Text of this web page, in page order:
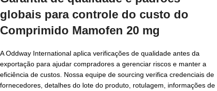
globais para controle do custo do
Comprimido Mamofen 20 mg
A Oddway International aplica verificações de qualidade antes da
exportação para ajudar compradores a gerenciar riscos e manter a
eficiência de custos. Nossa equipe de sourcing verifica credenciais de
fornecedores, detalhes do lote do produto, rotulagem, informações de